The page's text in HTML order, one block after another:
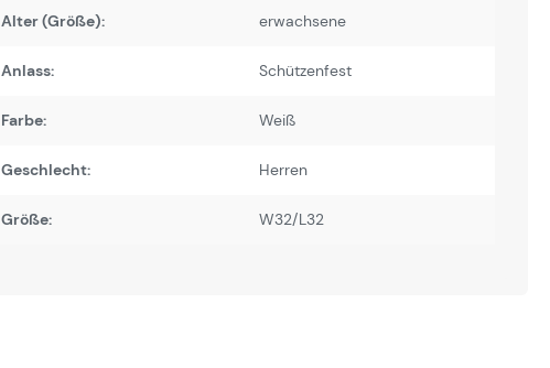
Alter (Größe): erwachsene
Anlass: Schützenfest
Farbe: Weiß
Geschlecht: Herren
Größe: W32/L32